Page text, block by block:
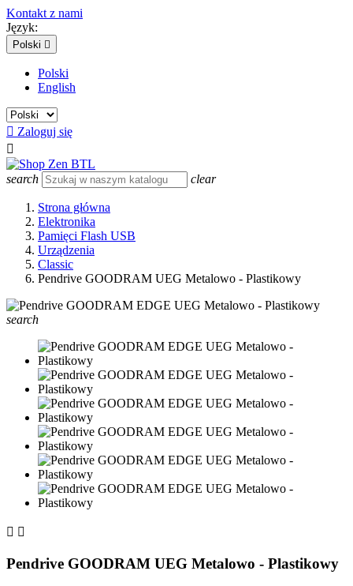
Kontakt z nami
Język:
Polski 
Polski
English
 Zaloguj się

search clear
Strona główna
Elektronika
Pamięci Flash USB
Urządzenia
Classic
Pendrive GOODRAM UEG Metalowo - Plastikowy
search
 
Pendrive GOODRAM UEG Metalowo - Plastikowy